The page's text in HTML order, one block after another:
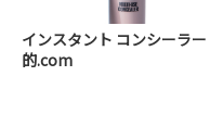
インスタント コンシーラ
的.com